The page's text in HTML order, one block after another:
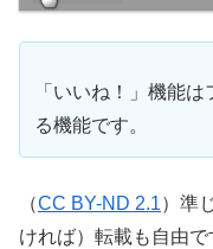
「いいね！」機能
る機能です。
（CC BY-ND 2.1）準
ければ）転載も自由